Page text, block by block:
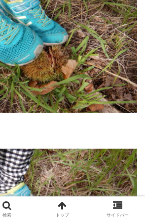
検索 トップ サイドバー